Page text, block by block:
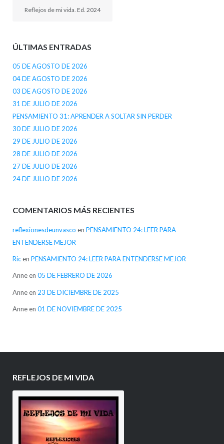
Reflejos de mi vida. Ed. 2024
ÚLTIMAS ENTRADAS
05 DE AGOSTO DE 2026
04 DE AGOSTO DE 2026
03 DE AGOSTO DE 2026
31 DE JULIO DE 2026
PENSAMIENTO 31: APRENDER A SOLTAR SIN PERDER
30 DE JULIO DE 2026
29 DE JULIO DE 2026
28 DE JULIO DE 2026
27 DE JULIO DE 2026
24 DE JULIO DE 2026
COMENTARIOS MÁS RECIENTES
reflexionesdeunvasco en PENSAMIENTO 24: LEER PARA
ENTENDERSE MEJOR
Ricen PENSAMIENTO 24: LEER PARA ENTENDERSE MEJOR
Anneen 05 DE FEBRERO DE 2026
Anneen 23 DE DICIEMBRE DE 2025
Anneen 01 DE NOVIEMBRE DE 2025
REFLEJOS DE MI VIDA